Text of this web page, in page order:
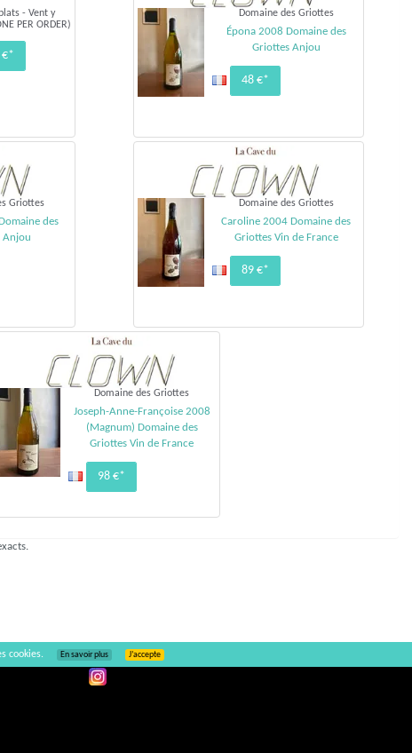
- Vent y
PER ORDER)
€*
Domaine des Griottes
Épona 2008 Domaine des
Griottes Anjou
48 €*
Griottes
des
Anjou
Domaine des Griottes
Caroline 2004 Domaine des
Griottes Vin de France
89 €*
Domaine des Griottes
Joseph-Anne-Françoise 2008
(Magnum) Domaine des
Griottes Vin de France
98 €*
Ajouter un commentaire
cookies. En savoir plus J’accepte